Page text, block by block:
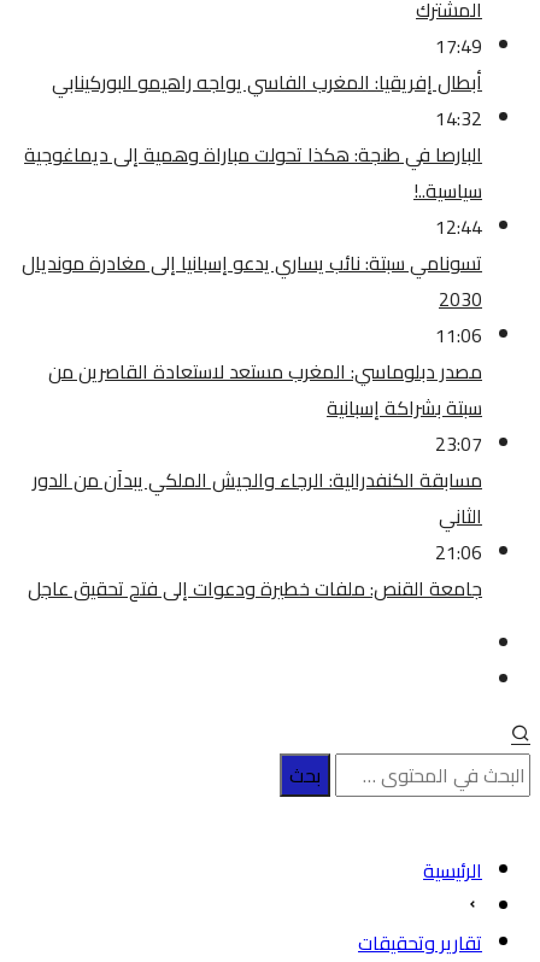
المشترك
17:49
أبطال إفريقيا: المغرب الفاسي يواجه راهيمو البوركينابي
14:32
البارصا في طنجة: هكذا تحولت مباراة وهمية إلى ديماغوجية
سياسية..!
12:44
تسونامي سبتة: نائب يساري يدعو إسبانيا إلى مغادرة مونديال
2030
11:06
مصدر دبلوماسي: المغرب مستعد لاستعادة القاصرين من
سبتة بشراكة إسبانية
23:07
مسابقة الكنفدرالية: الرجاء والجيش الملكي يبدآن من الدور
الثاني
21:06
جامعة القنص: ملفات خطيرة ودعوات إلى فتح تحقيق عاجل
الرئيسية
تقارير وتحقيقات